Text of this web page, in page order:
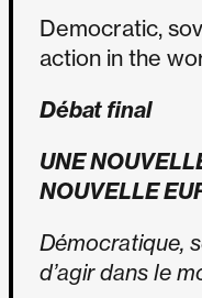
Democratic,
action in the
Débat final
UNE
NOUVELLE
Démocratique,
d’agir dans le